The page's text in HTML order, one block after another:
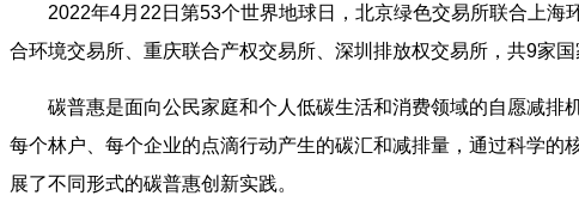
2022年4月22日第53个世界地球日，北京绿色交易所联合上
合环境交易所、重庆联合产权交易所、深圳排放权交易所，共9家
碳普惠是面向公民家庭和个人低碳生活和消费领域的自愿减排
每个林户、每个企业的点滴行动产生的碳汇和减排量，通过科学的
展了不同形式的碳普惠创新实践。